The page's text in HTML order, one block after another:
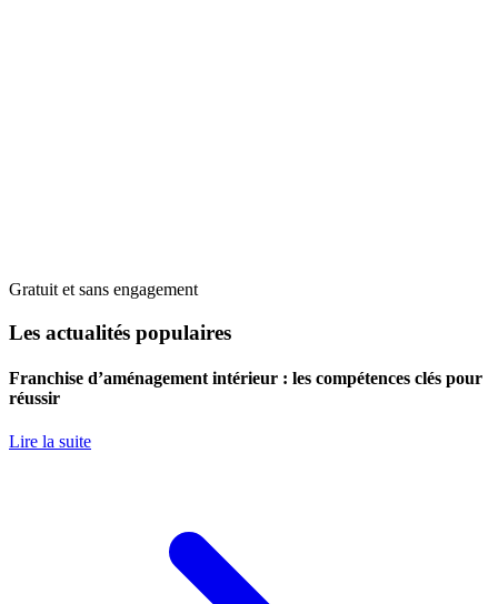
Gratuit et sans engagement
Les actualités populaires
Franchise d’aménagement intérieur : les compétences clés pour
réussir
Lire la suite